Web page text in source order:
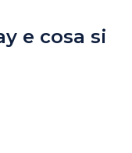
e cosa si